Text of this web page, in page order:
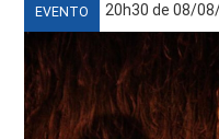
EVENTO 20h30 de 08/